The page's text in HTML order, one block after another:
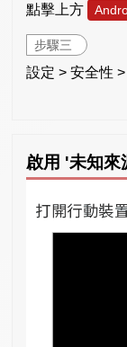
點擊上方
步驟三
設定 > 安全性
啟用 '未知來